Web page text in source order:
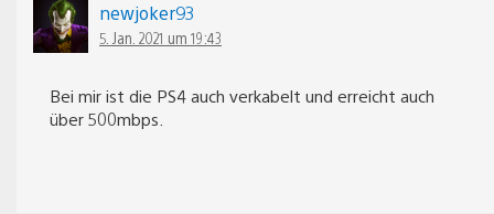
newjoker93
5. Jan. 2021 um 19:43
Bei mir ist die PS4 auch verkabelt und erreicht auch
über 500mbps.